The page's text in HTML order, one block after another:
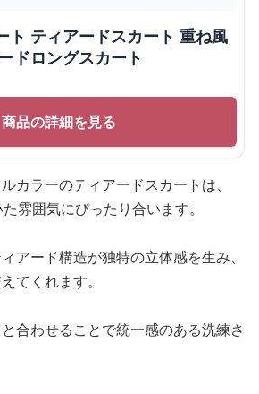
ね風
ドロングスカート
商品の詳細を見る
カラーのティアードスカートは、
雰囲気にぴったり合います。
アード構造が独特の立体感を生み、
てくれます。
合わせることで統一感のある洗練さ